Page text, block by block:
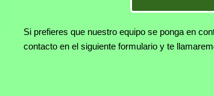
Si prefieres que nuestro equipo se ponga en
contacto en el siguiente formulario y te